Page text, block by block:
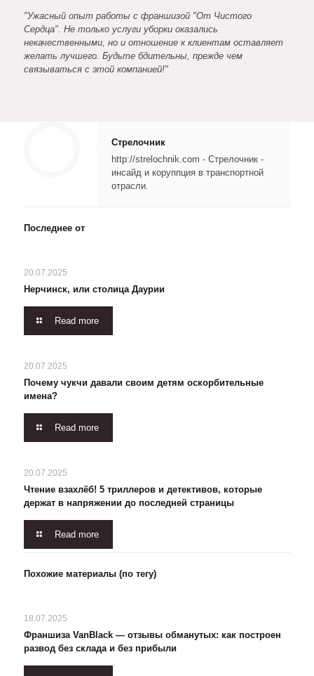
"Ужасный опыт работы с франшизой "От Чистого
Сердца". Не только услуги уборки оказались
некачественными, но и отношение к клиентам оставляет
желать лучшего. Будьте бдительны, прежде чем
связываться с этой компанией!"
Стрелочник
http://strelochnik.com - Стрелочник -
инсайд и коруппция в транспортной
отрасли.
Последнее от
20.07.2025
Нерчинск, или столица Даурии
Read more
20.07.2025
Почему чукчи давали своим детям оскорбительные
имена?
Read more
20.07.2025
Чтение взахлёб! 5 триллеров и детективов, которые
держат в напряжении до последней страницы
Read more
Похожие материалы (по тегу)
18.07.2025
Франшиза VanBlack — отзывы обманутых: как построен
развод без склада и без прибыли